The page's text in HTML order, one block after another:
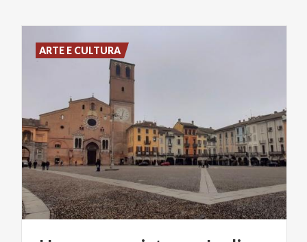
ARTE E CULTURA